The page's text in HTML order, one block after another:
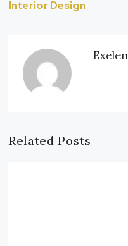
Interior Design
Related Posts